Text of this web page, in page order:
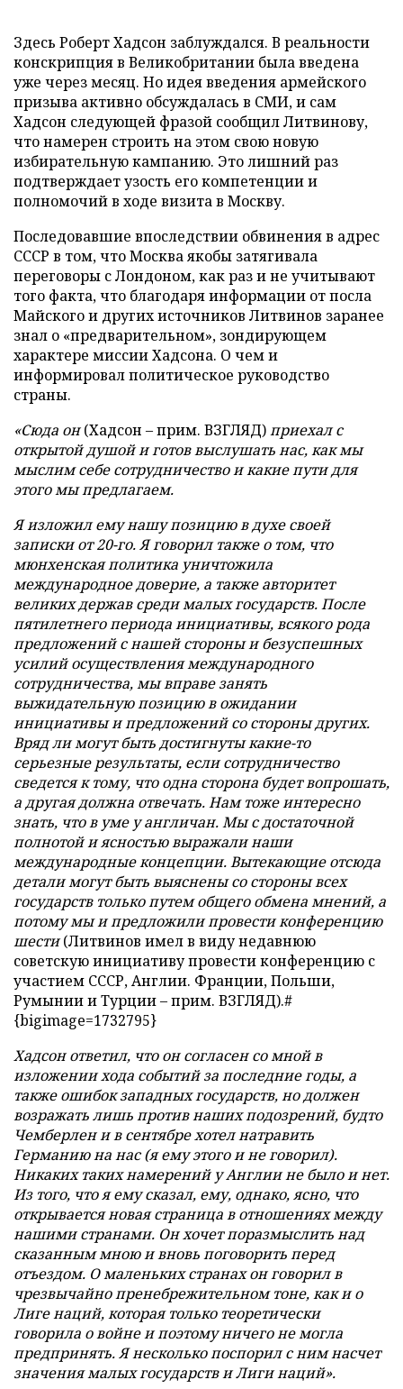
Здесь Роберт Хадсон заблуждался. В реальности
конскрипция в Великобритании была введена
уже через месяц. Но идея введения армейского
призыва активно обсуждалась в СМИ, и сам
Хадсон следующей фразой сообщил Литвинову,
что намерен строить на этом свою новую
избирательную кампанию. Это лишний раз
подтверждает узость его компетенции и
полномочий в ходе визита в Москву.
Последовавшие впоследствии обвинения в адрес
СССР в том, что Москва якобы затягивала
переговоры с Лондоном, как раз и не учитывают
того факта, что благодаря информации от посла
Майского и других источников Литвинов заранее
знал о «предварительном», зондирующем
характере миссии Хадсона. О чем и
информировал политическое руководство
страны.
«Сюда он (Хадсон – прим. ВЗГЛЯД)приехал с
открытой душой и готов выслушать нас, как мы
мыслим себе сотрудничество и какие пути для
этого мы предлагаем.
Я изложил ему нашу позицию в духе своей
записки от 20-го. Я говорил также о том, что
мюнхенская политика уничтожила
международное доверие, а также авторитет
великих держав среди малых государств. После
пятилетнего периода инициативы, всякого рода
предложений с нашей стороны и безуспешных
усилий осуществления международного
сотрудничества, мы вправе занять
выжидательную позицию в ожидании
инициативы и предложений со стороны других.
Вряд ли могут быть достигнуты какие-то
серьезные результаты, если сотрудничество
сведется к тому, что одна сторона будет вопрошать,
а другая должна отвечать. Нам тоже интересно
знать, что в уме у англичан. Мы с достаточной
полнотой и ясностью выражали наши
международные концепции. Вытекающие отсюда
детали могут быть выяснены со стороны всех
государств только путем общего обмена мнений, а
потому мы и предложили провести конференцию
шести (Литвинов имел в виду недавнюю
советскую инициативу провести конференцию с
участием СССР, Англии. Франции, Польши,
Румынии и Турции – прим. ВЗГЛЯД).#
{bigimage=1732795}
Хадсон ответил, что он согласен со мной в
изложении хода событий за последние годы, а
также ошибок западных государств, но должен
возражать лишь против наших подозрений, будто
Чемберлен и в сентябре хотел натравить
Германию на нас (я ему этого и не говорил).
Никаких таких намерений у Англии не было и нет.
Из того, что я ему сказал, ему, однако, ясно, что
открывается новая страница в отношениях между
нашими странами. Он хочет поразмыслить над
сказанным мною и вновь поговорить перед
отъездом. О маленьких странах он говорил в
чрезвычайно пренебрежительном тоне, как и о
Лиге наций, которая только теоретически
говорила о войне и поэтому ничего не могла
предпринять. Я несколько поспорил с ним насчет
значения малых государств и Лиги наций».